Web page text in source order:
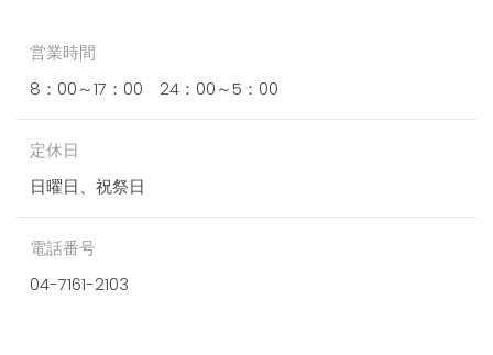
営業時間
8：00～17：00 24：00～5：00
定休日
日曜日、祝祭日
電話番号
04-7161-2103